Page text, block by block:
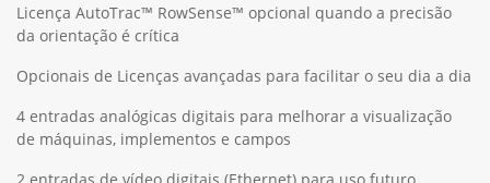
Licença AutoTrac™ RowSense™ opcional quando a precisão
da orientação é crítica
Opcionais de Licenças avançadas para facilitar o seu dia a dia
4 entradas analógicas digitais para melhorar a visualização
de máquinas, implementos e campos